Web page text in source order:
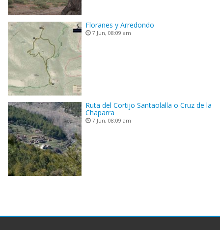
Floranes y Arredondo
7 Jun, 08:09 am
Ruta del Cortijo Santaolalla o Cruz de la
Chaparra
7 Jun, 08:09 am